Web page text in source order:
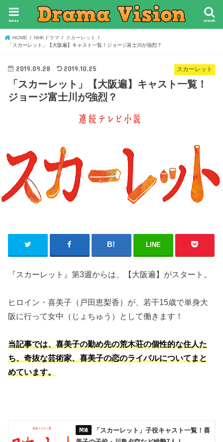
search
menu
HOME NHKドラマ
スカーレット
「スカーレット」【大阪遍】キャスト一覧！ジョージ富士川が強烈？
スカーレット
2019.09.28 2019.10.25
「スカーレット」【大阪遍】キャスト一覧！
ジョージ富士川が強烈？
LINE
『スカーレット』第3週からは、【大阪遍】がスタート。
ヒロイン・喜美子（戸田恵梨香）が、若干15歳で単身大
阪に行って女中（じょちゅう）として働きます！
当記事では、喜美子の勤め先の荒木荘の個性的な住人た
ち、奇抜な芸術家、喜美子の恋のライバルについてまと
めています。
「スカーレット」子役キャスト一覧！喜